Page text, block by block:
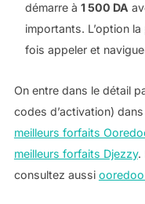
démarre à1 500 DA
importants. L’option
fois appeler et
On entre dans le détail
codes d’activation)
meilleurs forfaits
meilleurs forfaits Djezzy.
consultez aussi